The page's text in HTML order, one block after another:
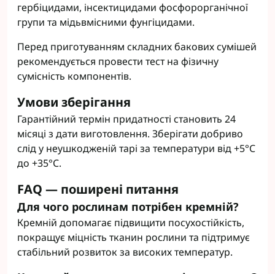
гербіцидами, інсектицидами фосфорорганічної
групи та мідьвмісними фунгіцидами.
Перед приготуванням складних бакових сумішей
рекомендується провести тест на фізичну
сумісність компонентів.
Умови зберігання
Гарантійний термін придатності становить 24
місяці з дати виготовлення. Зберігати добриво
слід у неушкодженій тарі за температури від +5°C
до +35°C.
FAQ — поширені питання
Для чого рослинам потрібен кремній?
Кремній допомагає підвищити посухостійкість,
покращує міцність тканин рослини та підтримує
стабільний розвиток за високих температур.